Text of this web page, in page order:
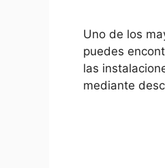
Uno de los
puedes
las
mediante